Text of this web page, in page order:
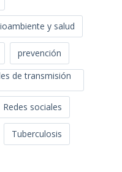
y salud
prevención
de transmisión
Redes sociales
Tuberculosis